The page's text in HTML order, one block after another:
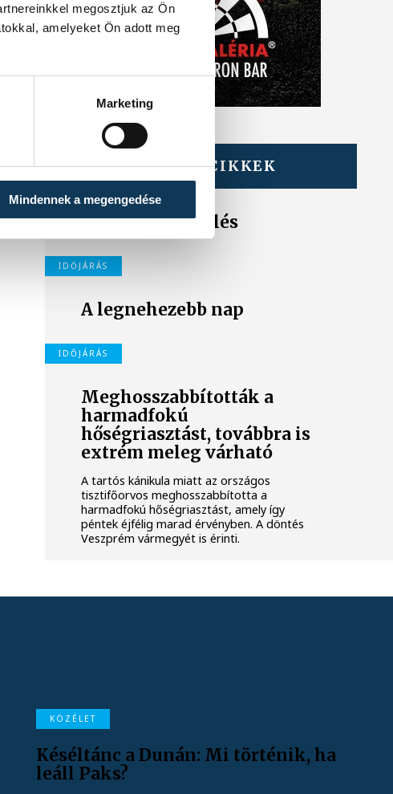
megosztjuk az Ön
amelyeket Ön adott meg
Marketing
Mindennek a megengedése
TOVÁBBI CIKKEK
IDŐJÁRÁS
Icipici felfrissülés
IDŐJÁRÁS
A legnehezebb nap
IDŐJÁRÁS
Meghosszabbították a
harmadfokú
hőségriasztást, továbbra is
extrém meleg várható
A tartós kánikula miatt az országos
tisztifőorvos meghosszabbította a
harmadfokú hőségriasztást, amely így
péntek éjfélig marad érvényben. A döntés
Veszprém vármegyét is érinti.
KÖZÉLET
Késéltánc a Dunán: Mi történik, ha
leáll Paks?